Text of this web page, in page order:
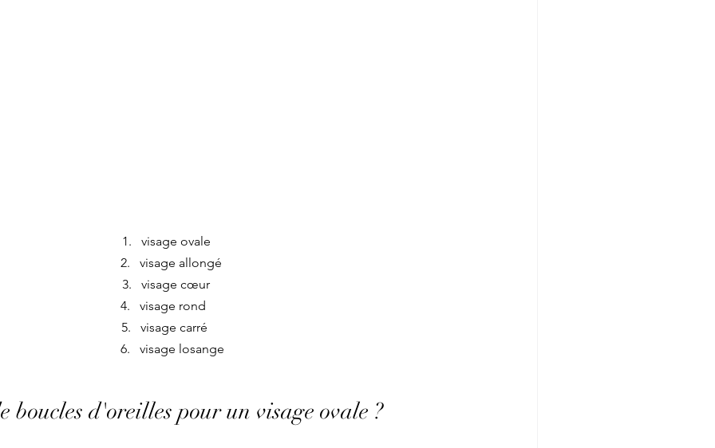
visage ovale
visage allongé
visage cœur
visage rond
visage carré
visage losange
boucles d'oreilles pour un visage ovale ?